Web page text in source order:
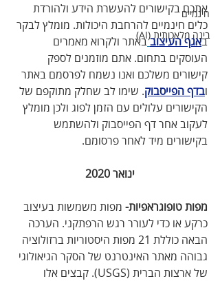
חינמיים
בינה מלאכותית (AI)
אתכם בקישורים להעשרת הידע ולהורדת
כלים חינמיים להרחבת היכולות. מומלץ לבקר
באגף העיצובבאתר ולקרוא מאמרים
העוסקים בתחום. אתם מוזמנים לספק
קישורים משלכם ואנו נשמח לפרסמם באתר
ובדף הפייסבוק. שימו לב שחלק מתוקפם של
הקישורים עלולים עם הזמן לפוג ולכן מומלץ
לעקוב אחר דף הפייסבוק ולהשתמש
בקישורים מיד לאחר פרסומם.
ינואר 2020
מפות טופוגראפיות- מפות משמשות בעיצוב
כרקע או כדי לעורר רגש הרפתקני. הערכה
הבאה כוללת 21 מפות היסטוריות ברזולוציה
גבוהה מאתר האינטרנט של הסקר הגיאולוגי
של ארצות הברית (USGS). קבצים אלו